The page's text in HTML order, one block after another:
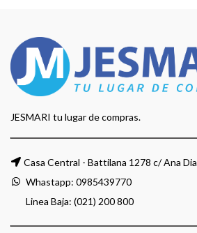
JESMARI tu lugar de compras.
Casa Central - Battilana 1278 c/ Ana
Whastapp: 0985439770
Linea Baja: (021) 200 800